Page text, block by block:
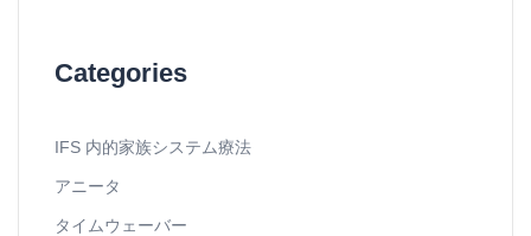
Categories
IFS 内的家族システム療法
アニータ
タイムウェーバー